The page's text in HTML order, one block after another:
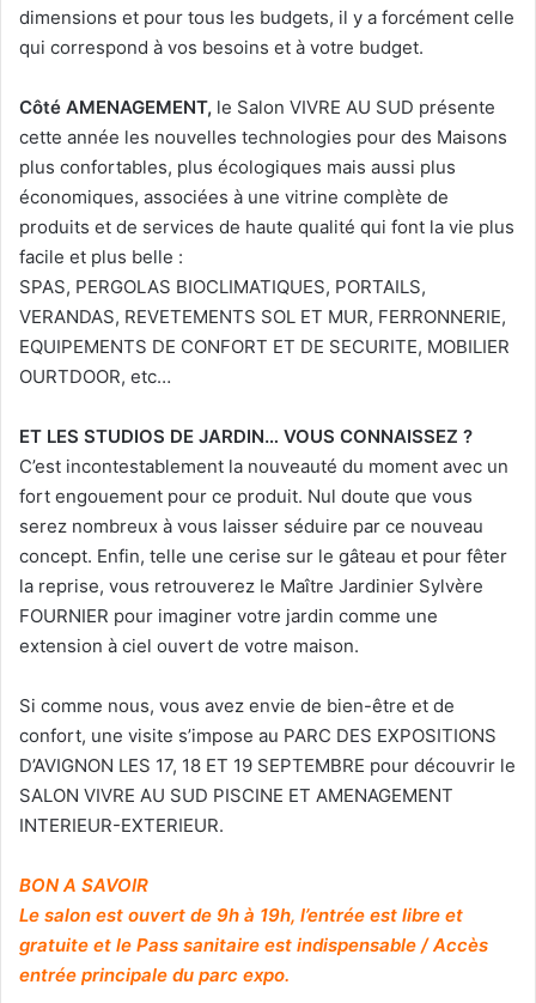
dimensions et pour tous les budgets, il y a forcément celle
qui correspond à vos besoins et à votre budget.
Côté AMENAGEMENT, le Salon VIVRE AU SUD présente
cette année les nouvelles technologies pour des Maisons
plus confortables, plus écologiques mais aussi plus
économiques, associées à une vitrine complète de
produits et de services de haute qualité qui font la vie plus
facile et plus belle :
SPAS, PERGOLAS BIOCLIMATIQUES, PORTAILS,
VERANDAS, REVETEMENTS SOL ET MUR, FERRONNERIE,
EQUIPEMENTS DE CONFORT ET DE SECURITE, MOBILIER
OURTDOOR, etc…
ET LES STUDIOS DE JARDIN… VOUS CONNAISSEZ ?
C’est incontestablement la nouveauté du moment avec un
fort engouement pour ce produit. Nul doute que vous
serez nombreux à vous laisser séduire par ce nouveau
concept. Enfin, telle une cerise sur le gâteau et pour fêter
la reprise, vous retrouverez le Maître Jardinier Sylvère
FOURNIER pour imaginer votre jardin comme une
extension à ciel ouvert de votre maison.
Si comme nous, vous avez envie de bien-être et de
confort, une visite s’impose au PARC DES EXPOSITIONS
D’AVIGNON LES 17, 18 ET 19 SEPTEMBRE pour découvrir le
SALON VIVRE AU SUD PISCINE ET AMENAGEMENT
INTERIEUR-EXTERIEUR.
BON A SAVOIR
Le salon est ouvert de 9h à 19h, l’entrée est libre et
gratuite et le Pass sanitaire est indispensable / Accès
entrée principale du parc expo.